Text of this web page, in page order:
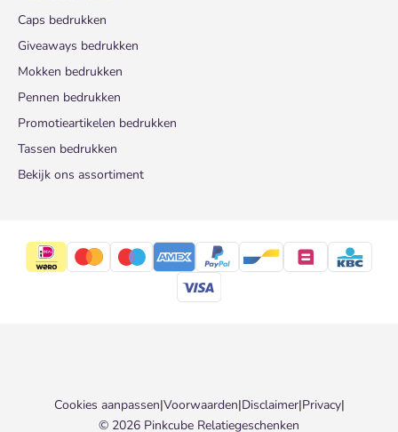
Caps bedrukken
Giveaways bedrukken
Mokken bedrukken
Pennen bedrukken
Promotieartikelen bedrukken
Tassen bedrukken
Bekijk ons assortiment
Cookies aanpassen|Voorwaarden|Disclaimer|Privacy|
© 2026 Pinkcube Relatiegeschenken